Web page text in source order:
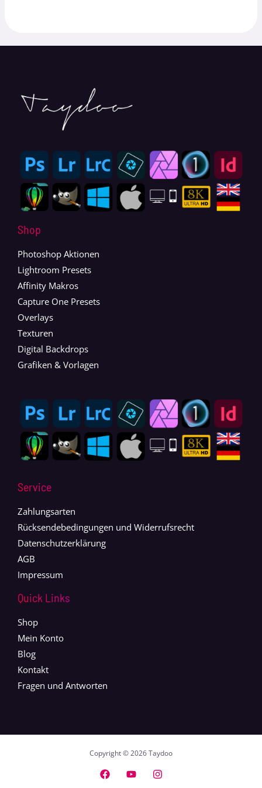
Shop
Photoshop Aktionen
Lightroom Presets
Affinity Makros
Capture One Presets
Overlays
Texturen
Digital Backdrops
Grafiken & Vorlagen
Service
Zahlungsarten
Rücksendebedingungen und Widerrufsrecht
Datenschutzerklärung
AGB
Impressum
Quick Links
Shop
Mein Konto
Blog
Kontakt
Fragen und Antworten
Copyright © 2026 Taydoo